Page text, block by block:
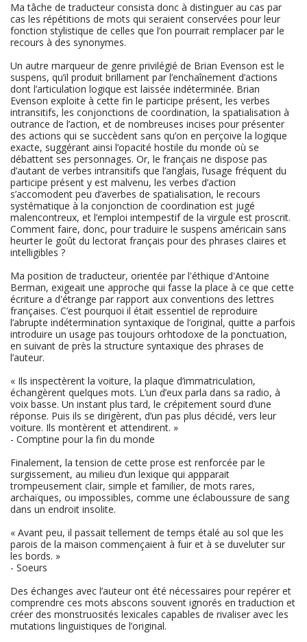
Ma tâche de traducteur consista donc à distinguer au cas par
cas les répétitions de mots qui seraient conservées pour leur
fonction stylistique de celles que l’on pourrait remplacer par le
recours à des synonymes.
Un autre marqueur de genre privilégié de Brian Evenson est le
suspens, qu’il produit brillament par l’enchaînement d’actions
dont l’articulation logique est laissée indéterminée. Brian
Evenson exploite à cette fin le participe présent, les verbes
intransitifs, les conjonctions de coordination, la spatialisation à
outrance de l’action, et de nombreuses incises pour présenter
des actions qui se succèdent sans qu’on en perçoive la logique
exacte, suggérant ainsi l’opacité hostile du monde où se
débattent ses personnages. Or, le français ne dispose pas
d’autant de verbes intransitifs que l’anglais, l’usage fréquent du
participe présent y est malvenu, les verbes d’action
s’accomodent peu d’averbes de spatialisation, le recours
systématique à la conjonction de coordination est jugé
malencontreux, et l’emploi intempestif de la virgule est proscrit.
Comment faire, donc, pour traduire le suspens américain sans
heurter le goût du lectorat français pour des phrases claires et
intelligibles ?
Ma position de traducteur, orientée par l'éthique d'Antoine
Berman, exigeait une approche qui fasse la place à ce que cette
écriture a d'étrange par rapport aux conventions des lettres
françaises. C’est pourquoi il était essentiel de reproduire
l’abrupte indétermination syntaxique de l’original, quitte a parfois
introduire un usage pas toujours orhtodoxe de la ponctuation,
en suivant de près la structure syntaxique des phrases de
l’auteur.
« Ils inspectèrent la voiture, la plaque d’immatriculation,
échangèrent quelques mots. L’un d’eux parla dans sa radio, à
voix basse. Un instant plus tard, le crépitement sourd d’une
réponse. Puis ils se dirigèrent, d’un pas plus décidé, vers leur
voiture. Ils montèrent et attendirent. »
- Comptine pour la fin du monde
Finalement, la tension de cette prose est renforcée par le
surgissement, au milieu d’un lexique qui appparait
trompeusement clair, simple et familier, de mots rares,
archaïques, ou impossibles, comme une éclaboussure de sang
dans un endroit insolite.
« Avant peu, il passait tellement de temps étalé au sol que les
parois de la maison commençaient à fuir et à se duveluter sur
les bords. »
- Soeurs
Des échanges avec l’auteur ont été nécessaires pour repérer et
comprendre ces mots abscons souvent ignorés en traduction et
créer des monstruosités lexicales capables de rivaliser avec les
mutations linguistiques de l’original.